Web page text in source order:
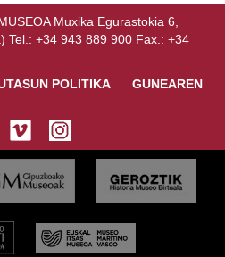
Muxika Egurastokia 6,
Tel.: +34 943 889 900 Fax.: +34
POLITIKA
GUNEAREN